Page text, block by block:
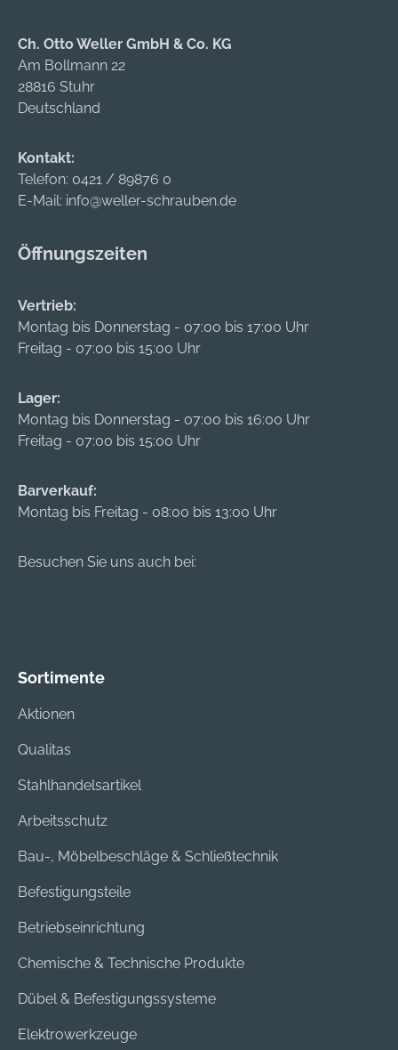
Viskosebremse •
Farbe Fuß: schwarz •
Gurtfarben: schwarz,
schwarz-gelb, rot,
Viskosebremse •
Ch. Otto Weller GmbH & Co. KG
Am Bollmann 22
28816 Stuhr
Deutschland
Kontakt:
Telefon: 0421 / 89876 0
E-Mail: info@weller-schrauben.de
Öffnungszeiten
Vertrieb:
Montag bis Donnerstag - 07:00 bis 17:00 Uhr
Freitag - 07:00 bis 15:00 Uhr
Lager:
Montag bis Donnerstag - 07:00 bis 16:00 Uhr
Freitag - 07:00 bis 15:00 Uhr
Barverkauf:
Montag bis Freitag - 08:00 bis 13:00 Uhr
Besuchen Sie uns auch bei:
Sortimente
Aktionen
Qualitas
Stahlhandelsartikel
Arbeitsschutz
Bau-, Möbelbeschläge & Schließtechnik
Befestigungsteile
Betriebseinrichtung
Chemische & Technische Produkte
Dübel & Befestigungssysteme
Elektrowerkzeuge